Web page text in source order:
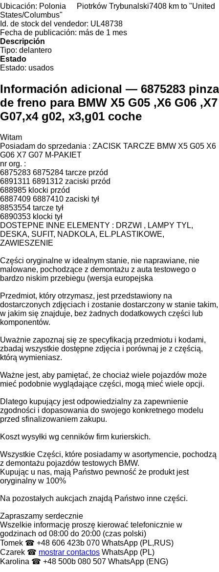
Ubicación: Polonia Piotrków Trybunalski7408 km to "United
States/Columbus"
Id. de stock del vendedor: UL48738
Fecha de publicación: más de 1 mes
Descripción
Tipo: delantero
Estado
Estado: usados
Información adicional — 6875283 pinza
de freno para BMW X5 G05 ,X6 G06 ,X7
G07,x4 g02, x3,g01 coche
Witam
Posiadam do sprzedania : ZACISK TARCZE BMW X5 G05 X6
G06 X7 G07 M-PAKIET
nr org. :
6875283 6875284 tarcze przód
6891311 6891312 zaciski przód
688985 klocki przód
6887409 6887410 zaciski tył
8853554 tarcze tył
6890353 klocki tył
DOSTEPNE INNE ELEMENTY : DRZWI , LAMPY TYL,
DESKA, SUFIT, NADKOLA, EL.PLASTIKOWE,
ZAWIESZENIE
Części oryginalne w idealnym stanie, nie naprawiane, nie
malowane, pochodzące z demontażu z auta testowego o
bardzo niskim przebiegu (wersja europejska
Przedmiot, który otrzymasz, jest przedstawiony na
dostarczonych zdjęciach i zostanie dostarczony w stanie takim,
w jakim się znajduje, bez żadnych dodatkowych części lub
komponentów.
Uważnie zapoznaj się ze specyfikacją przedmiotu i kodami,
zbadaj wszystkie dostępne zdjęcia i porównaj je z częścią,
którą wymieniasz.
Ważne jest, aby pamiętać, że chociaż wiele pojazdów może
mieć podobnie wyglądające części, mogą mieć wiele opcji.
Dlatego kupujący jest odpowiedzialny za zapewnienie
zgodności i dopasowania do swojego konkretnego modelu
przed sfinalizowaniem zakupu.
Koszt wysyłki wg cenników firm kurierskich.
Wszystkie Części, które posiadamy w asortymencie, pochodzą
z demontażu pojazdów testowych BMW.
Kupując u nas, mają Państwo pewność że produkt jest
oryginalny w 100%
Na pozostałych aukcjach znajdą Państwo inne części.
Zapraszamy serdecznie
Wszelkie informację proszę kierować telefonicznie w
godzinach od 08:00 do 20:00 (czas polski)
Tomek ☎ +48 606 423b 070 WhatsApp (PL,RUS)
Czarek ☎ ‪ mostrar contactos ‬ WhatsApp (PL)
Karolina ☎ +48 500b 080 507 WhatsApp (ENG)